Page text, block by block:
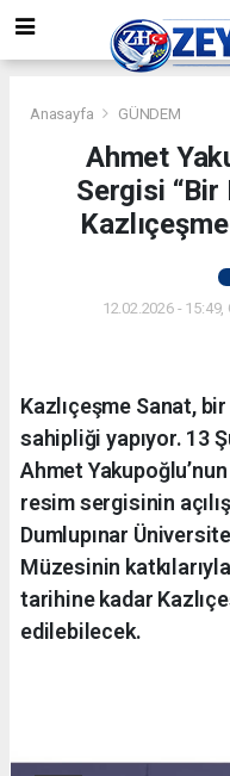
Anasayfa GÜNDEM
Ahmet
Sergisi
12.02.2026 -
Kazlıçeşme Sanat,
sahipliği yapıyor. 13
Ahmet
resim sergisinin
Dumlupınar
Müzesinin
tarihine kadar
edilebilecek.